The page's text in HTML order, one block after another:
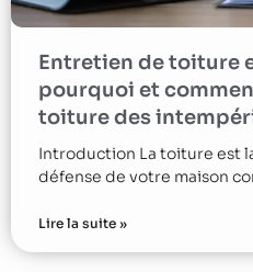
Entretien de toiture
pourquoi et
toiture des
Introduction La toiture est
défense de votre maison
Lire la suite »